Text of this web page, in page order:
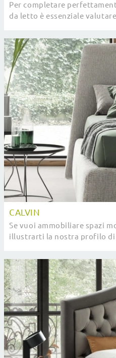
Per completare
da letto è essenziale
CALVIN
Se vuoi ammobiliare spazi
illustrarti la nostra profilo di